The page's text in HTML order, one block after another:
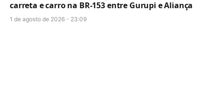
carreta e carro na BR-153 entre Gurupi e Aliança
1 de agosto de 2026 - 23:09